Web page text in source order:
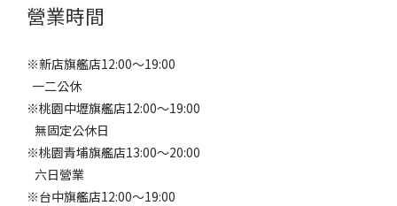
營業時間
※新店旗艦店12:00～19:00
一二公休
※桃園中壢旗艦店12:00～19:00
無固定公休日
※桃園青埔旗艦店13:00～20:00
六日營業
※台中旗艦店12:00～19:00